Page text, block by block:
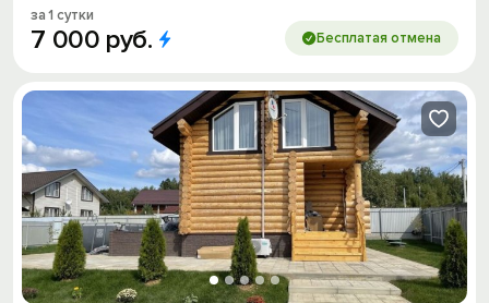
за 1 сутки
7 000 руб. Бесплатая отмена